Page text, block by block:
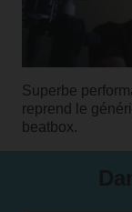
Superbe
reprend le
beatbox.